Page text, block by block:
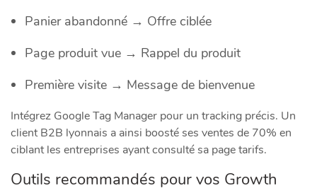
Panier abandonné → Offre ciblée
Page produit vue → Rappel du produit
Première visite → Message de bienvenue
Intégrez Google Tag Manager pour un tracking précis. Un
client B2B lyonnais a ainsi boosté ses ventes de 70% en
ciblant les entreprises ayant consulté sa page tarifs.
Outils recommandés pour vos Growth